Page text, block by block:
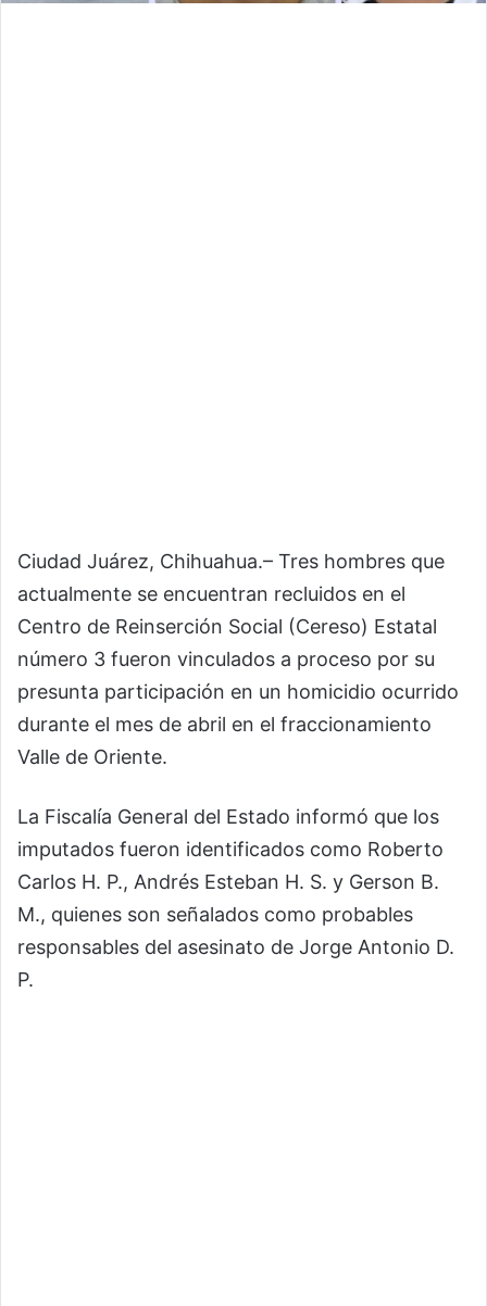
Ciudad Juárez, Chihuahua.– Tres hombres que
actualmente se encuentran recluidos en el
Centro de Reinserción Social (Cereso) Estatal
número 3 fueron vinculados a proceso por su
presunta participación en un homicidio ocurrido
durante el mes de abril en el fraccionamiento
Valle de Oriente.
La Fiscalía General del Estado informó que los
imputados fueron identificados como Roberto
Carlos H. P., Andrés Esteban H. S. y Gerson B.
M., quienes son señalados como probables
responsables del asesinato de Jorge Antonio D.
P.